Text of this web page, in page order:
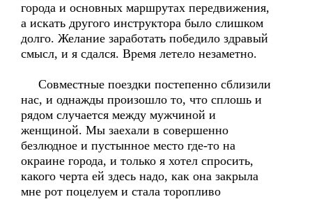
города и основных маршрутах передвижения,
а искать другого инструктора было слишком
долго. Желание заработать победило здравый
смысл, и я сдался. Время летело незаметно.
Совместные поездки постепенно сблизили
нас, и однажды произошло то, что сплошь и
рядом случается между мужчиной и
женщиной. Мы заехали в совершенно
безлюдное и пустынное место где-то на
окраине города, и только я хотел спросить,
какого черта ей здесь надо, как она закрыла
мне рот поцелуем и стала торопливо